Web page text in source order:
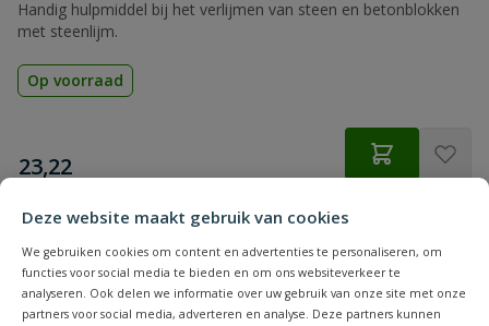
Deze website maakt gebruik van cookies
We gebruiken cookies om content en advertenties te personaliseren, om
functies voor social media te bieden en om ons websiteverkeer te
analyseren. Ook delen we informatie over uw gebruik van onze site met onze
partners voor social media, adverteren en analyse. Deze partners kunnen
Handig hulpmiddel bij het verlijmen van steen en betonblokken
met steenlijm.
Op voorraad
€
23,22
1product Toon